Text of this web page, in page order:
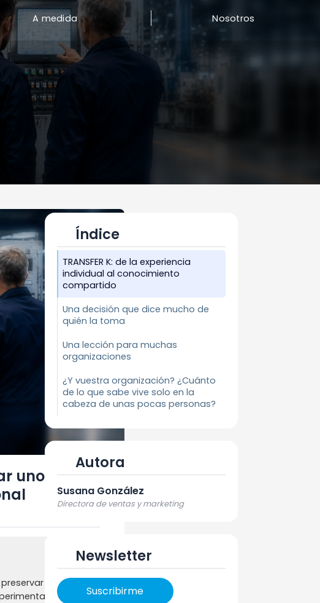
A medida Nosotros
uno de los
el
En
Índice
TRANSFER K: de la experiencia
individual al conocimiento
compartido
Una decisión que dice mucho de
quién la toma
Una lección para muchas
organizaciones
¿Y vuestra organización? ¿Cuánto
de lo que sabe vive solo en la
cabeza de unas pocas personas?
Autora
Susana González
Directora de ventas y marketing
Newsletter
Suscribirme